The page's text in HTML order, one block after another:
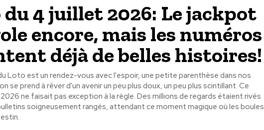
4 juillet 2026: Le jackpot
encore, mais les numéros
déjà de belles histoires!
Loto est un rendez-vous avec l'espoir, une petite parenthèse dans nos
se prend à rêver d'un avenir un peu plus doux, un peu plus scintillant. Ce
ne faisait pas exception à la règle. Des millions de regards étaient rivés
soigneusement rangés, attendant ce moment magique où les boules